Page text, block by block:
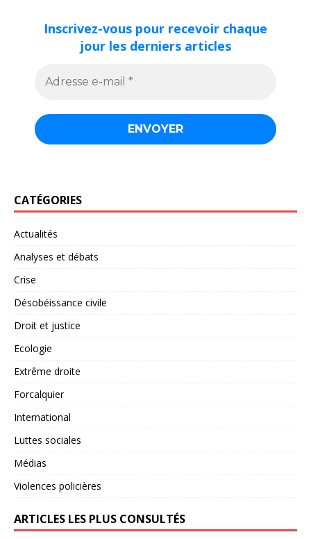
Inscrivez-vous pour recevoir chaque
jour les derniers articles
CATÉGORIES
Actualités
Analyses et débats
Crise
Désobéissance civile
Droit et justice
Ecologie
Extrême droite
Forcalquier
International
Luttes sociales
Médias
Violences policières
ARTICLES LES PLUS CONSULTÉS